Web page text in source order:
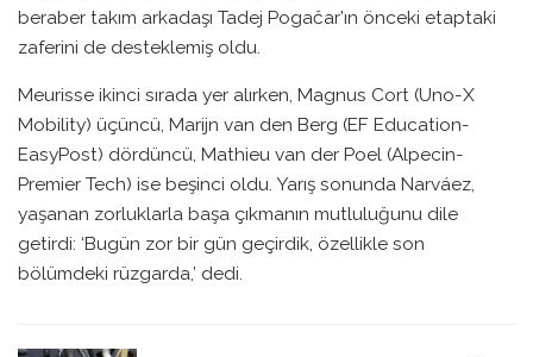
beraber takım arkadaşı Tadej Pogačar’ın önceki etaptaki
zaferini de desteklemiş oldu.
Meurisse ikinci sırada yer alırken, Magnus Cort (Uno-X
Mobility) üçüncü, Marijn van den Berg (EF Education-
EasyPost) dördüncü, Mathieu van der Poel (Alpecin-
Premier Tech) ise beşinci oldu. Yarış sonunda Narváez,
yaşanan zorluklarla başa çıkmanın mutluluğunu dile
getirdi: ‘Bugün zor bir gün geçirdik, özellikle son
bölümdeki rüzgarda,’ dedi.